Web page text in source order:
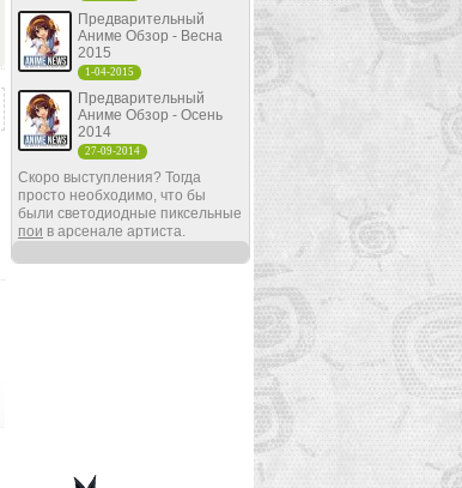
Предварительный
Аниме Обзор - Весна
2015
1-04-2015
Предварительный
Аниме Обзор - Осень
2014
27-09-2014
Скоро выступления? Тогда
просто необходимо, что бы
были светодиодные пиксельные
пои в арсенале артиста.